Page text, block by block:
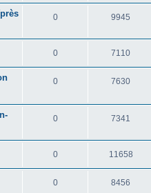
0 9945
0 7110
0 7630
0 7341
0 11658
0 8456